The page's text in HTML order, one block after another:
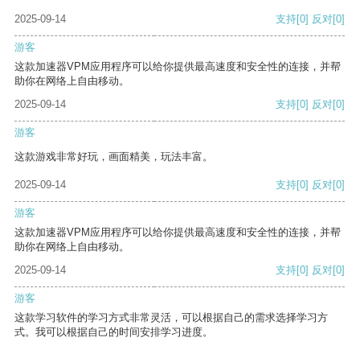
2025-09-14 支持[0] 反对[0]
游客
这款加速器VPM应用程序可以给你提供最高速度和安全性的连接，并帮
助你在网络上自由移动。
2025-09-14
支持[0] 反对[0]
游客
这款游戏非常好玩，画面精美，玩法丰富。
2025-09-14 支持[0] 反对[0]
游客
这款加速器VPM应用程序可以给你提供最高速度和安全性的连接，并帮
助你在网络上自由移动。
2025-09-14
支持[0] 反对[0]
游客
这款学习软件的学习方式非常灵活，可以根据自己的需求选择学习方
式。我可以根据自己的时间安排学习进度。